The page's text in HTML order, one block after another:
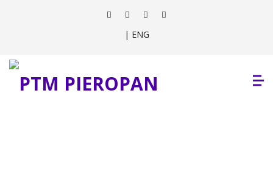
| ENG